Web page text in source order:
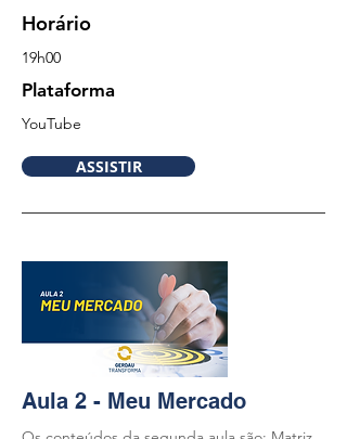
Horário
19h00
Plataforma
YouTube
ASSISTIR
Aula 2 - Meu Mercado